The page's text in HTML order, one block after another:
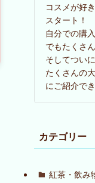
コスメが好
スタート！
自分での購
でもたくさ
そしてつい
たくさんの
にご紹介で
カテゴリー
紅茶・飲み